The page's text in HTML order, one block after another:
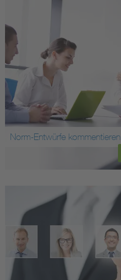
Norm-Entwürfe kommentieren